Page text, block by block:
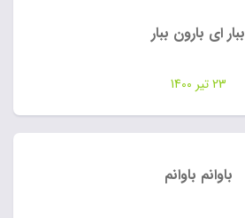
ببار ای بارون ببار
23 تیر 1400
باوانم باوانم